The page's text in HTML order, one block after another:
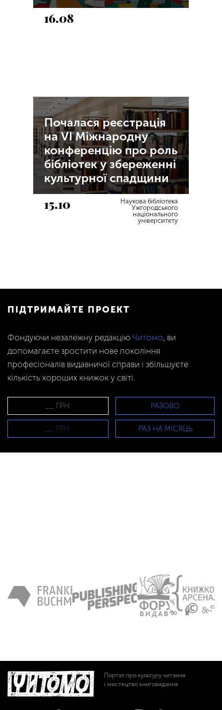
16.08
Почалася реєстрація
на VI Міжнародну
конференцію про роль
бібліотек у збереженні
культурної спадщини
15.10
Наукова бібліотека
Ужгородського
національного
університету
ПІДТРИМАЙТЕ ПРОЕКТ
Фондуючи незалежну редакцію Читомо, ви
допомагаєте зростити нове покоління
професіоналів видавничої справи і збільшуєте
кількість хороших книжок у світі.
РАЗОВО
РАЗ НА МІСЯЦЬ
Портал про культуру читання
і мистецтво книговидання